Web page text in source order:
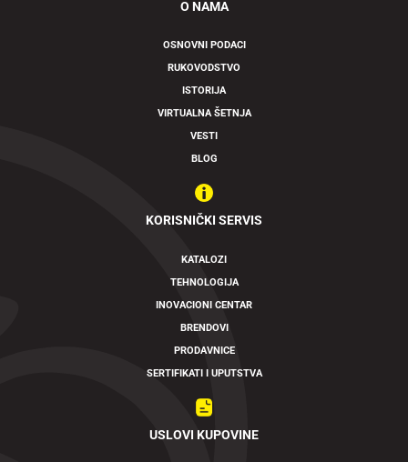
Swipe to spin
O NAMA
OSNOVNI PODACI
RUKOVODSTVO
ISTORIJA
VIRTUALNA ŠETNJA
VESTI
BLOG
KORISNIČKI SERVIS
KATALOZI
TEHNOLOGIJA
INOVACIONI CENTAR
BRENDOVI
PRODAVNICE
SERTIFIKATI I UPUTSTVA
USLOVI KUPOVINE